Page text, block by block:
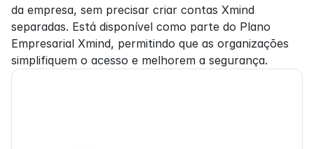
da empresa, sem precisar criar contas Xmind
separadas. Está disponível como parte do Plano
Empresarial Xmind, permitindo que as organizações
simplifiquem o acesso e melhorem a segurança.